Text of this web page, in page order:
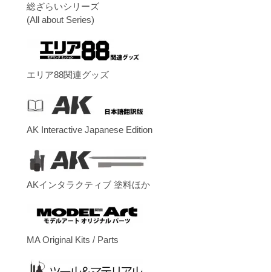
総ざらいシリーズ
(All about Series)
エリア88関連グッズ
AK Interactive Japanese Edition
AKインタラクティブ 塗料ほか
MA Original Kits / Parts